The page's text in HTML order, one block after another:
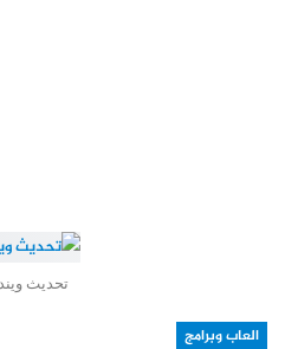
تحديث
العاب وبرامج